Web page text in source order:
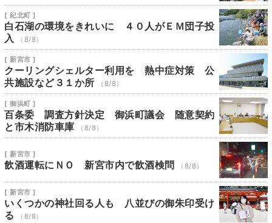
[ 紀北町 ]
白石湖の環境をきれいに ４０人がＥＭ団子投
入
（8/8）
[ 新宮市 ]
クーリングシェルター利用を 熱中症対策 公
共施設など３１か所
（8/8）
[ 御浜町 ]
百条委 調査方針決定 御浜町議会 随意契約
と市木消防車庫
（8/8）
[ 新宮市 ]
飲酒運転にＮＯ 新宮市内で飲酒検問 （8/8）
[ 新宮市 ]
いくつかの神社回る人も 八並びの御朱印受け
る
（8/8）